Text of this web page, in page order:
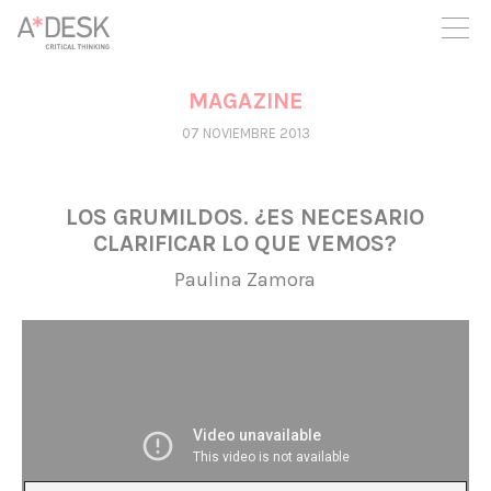
crees también en A*DESK seguimos necesitándote para poder
seguir adelante. Ahora puedes participar del proyecto y
apoyarlo.
MAGAZINE
07 NOVIEMBRE 2013
LOS GRUMILDOS. ¿ES NECESARIO
CLARIFICAR LO QUE VEMOS?
Paulina Zamora